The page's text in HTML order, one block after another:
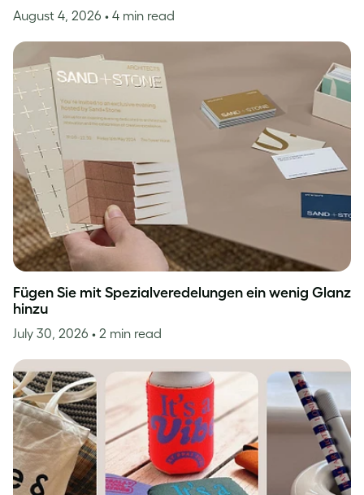
August 4, 2026 • 4 min read
Fügen Sie mit Spezialveredelungen ein wenig Glanz
hinzu
July 30, 2026 • 2 min read